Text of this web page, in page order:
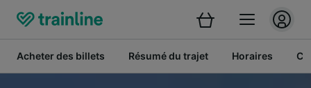
Acheter des billets Résumé du trajet Horaires